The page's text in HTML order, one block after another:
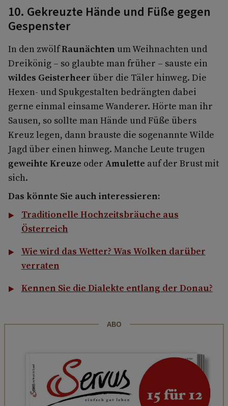
10. Gekreuzte Hände und Füße gegen
Gespenster
In den zwölfRaunächten um Weihnachten und
Dreikönig – so glaubte man früher – sauste ein
wildes Geisterheer über die Täler hinweg. Die
Hexen- und Spukgestalten bedrängten dabei
gerne einmal einsame Wanderer. Hörte man ihr
Sausen, so sollte man Hände und Füße übers
Kreuz legen, dann brauste die sogenannte Wilde
Jagd über einen hinweg. Manche Leute trugen
geweihte Kreuze oder Amulette auf der Brust mit
sich.
Das könnte Sie auch interessieren:
Traditionelle Hochzeitsbräuche aus
Österreich
Wie wird das Wetter? Was Wolken darüber
verraten
Kennen Sie die Dialekte entlang der Donau?
ABO